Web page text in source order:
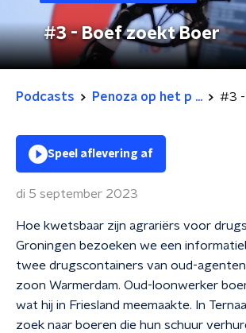
#3 - Boef zoekt Boer
Podcasts Penoza op het p ...
Speel aflevering af
di 5 september 2023
Hoe kwetsbaar zijn agrariërs voor
Groningen bezoeken we een
twee drugscontainers van oud-
zoon Warmerdam. Oud-loonwerker
wat hij in Friesland meemaakte. In
zoek naar boeren die hun schuur